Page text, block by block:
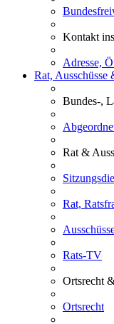
Kontakt
Adresse,
Rat, Ausschüsse
Bundes-,
Rat &
Rat,
Rats-TV
Ortsrecht
Ortsrecht